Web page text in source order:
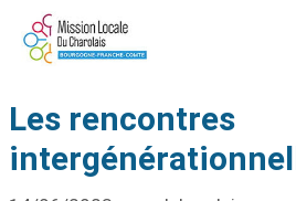
Les rencontres